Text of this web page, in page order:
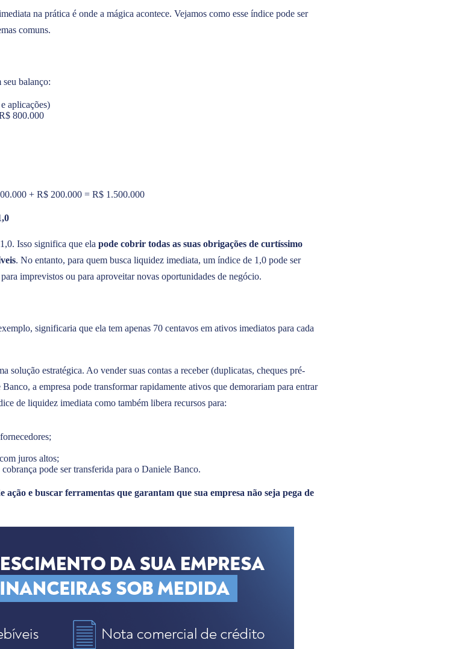
na prática é onde a mágica acontece. Vejamos como esse índice pode ser
comuns.
seu balanço:
aplicações)
800.000
+ R$ 200.000 = R$ 1.500.000
Isso significa que ela pode cobrir todas as suas obrigações de curtíssimo
. No entanto, para quem busca liquidez imediata, um índice de 1,0 pode ser
imprevistos ou para aproveitar novas oportunidades de negócio.
significaria que ela tem apenas 70 centavos em ativos imediatos para cada
solução estratégica. Ao vender suas contas a receber (duplicatas, cheques pré-
a empresa pode transformar rapidamente ativos que demorariam para entrar
de liquidez imediata como também libera recursos para:
juros altos;
pode ser transferida para o Daniele Banco.
ação e buscar ferramentas que garantam que sua empresa não seja pega de